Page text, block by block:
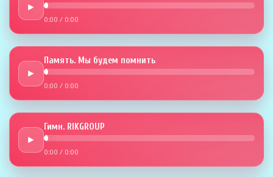
►
0:00 / 0:00
►
Память. Мы будем помнить
0:00 / 0:00
►
Гимн. RIKGROUP
0:00 / 0:00